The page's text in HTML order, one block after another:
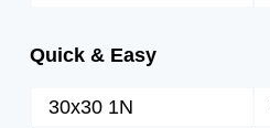
Quick & Easy
30x30 1N